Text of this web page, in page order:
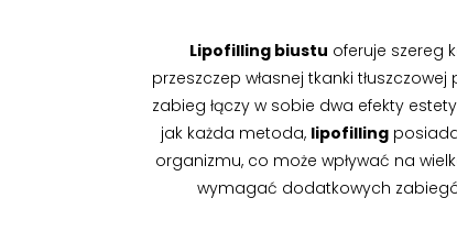
Lipofilling biustu oferuje szereg
przeszczep własnej tkanki
zabieg łączy w sobie dwa efekty
jak każda metoda, lipofillingposiada
organizmu, co może wpływać na
wymagać dodatkowych